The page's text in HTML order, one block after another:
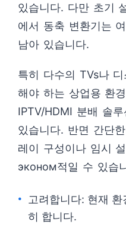
있습니다. 다만 초기
에서 동축 변환기는
남아 있습니다.
특히 다수의 TVs나
해야 하는 상업용 환
IPTV/HDMI 분배 솔
있습니다. 반면 간단
레이 구성이나 임시
эконом적일 수 있습
고려합니다: 현재
히 합니다.